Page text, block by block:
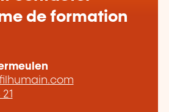
de formation